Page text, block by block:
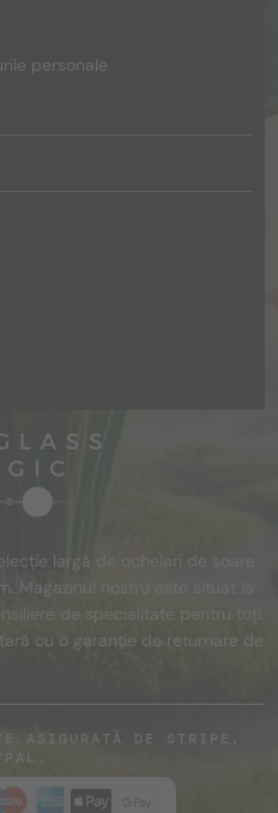
personale
largă de ochelari de soare
Magazinul nostru este situat la
de specialitate pentru toți.
cu o garanție de returnare de
ASIGURATĂ DE STRIPE,